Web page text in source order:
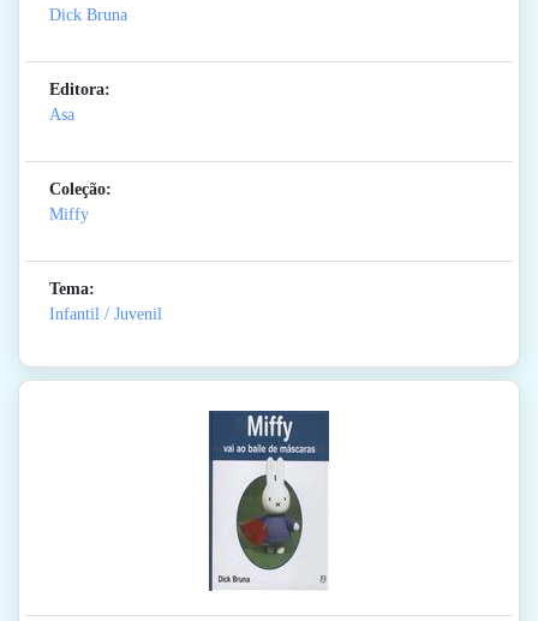
Dick Bruna
Editora:
Asa
Coleção:
Miffy
Tema:
Infantil / Juvenil